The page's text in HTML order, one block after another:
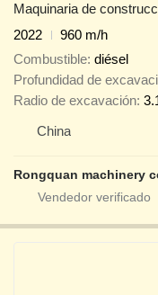
Maquinaria de
2022
960 m/h
Combustible diésel
Profundidad de
Radio de excavación
China
Rongquan machinery